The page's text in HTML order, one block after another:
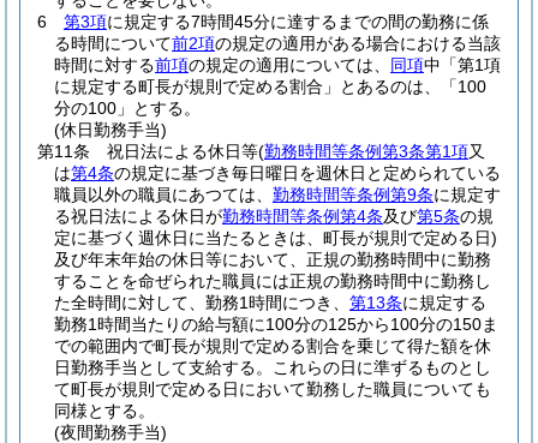
6
第3項に規定する7時間45分に達するまでの間の勤務に係
る時間について前2項の規定の適用がある場合における当該
時間に対する前項の規定の適用については、 同項中「第1項
に規定する町長が規則で定める割合」とあるのは、「100
分の100」とする。
(休日勤務手当)
第11条
祝日法による休日等(勤務時間等条例第3条第1項又
は第4条の規定に基づき毎日曜日を週休日と定められている
職員以外の職員にあつては、 勤務時間等条例第9条に規定す
る祝日法による休日が勤務時間等条例第4条及び第5条の規
定に基づく週休日に当たるときは、町長が規則で定める日)
及び年末年始の休日等において、正規の勤務時間中に勤務
することを命ぜられた職員には正規の勤務時間中に勤務し
た全時間に対して、勤務1時間につき、 第13条に規定する
勤務1時間当たりの給与額に100分の125から100分の150ま
での範囲内で町長が規則で定める割合を乗じて得た額を休
日勤務手当として支給する。
これらの日に準ずるものとし
て町長が規則で定める日において勤務した職員についても
同様とする。
(夜間勤務手当)